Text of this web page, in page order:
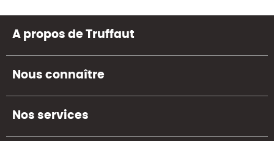
A propos de Truffaut
Nous connaître
Nos services